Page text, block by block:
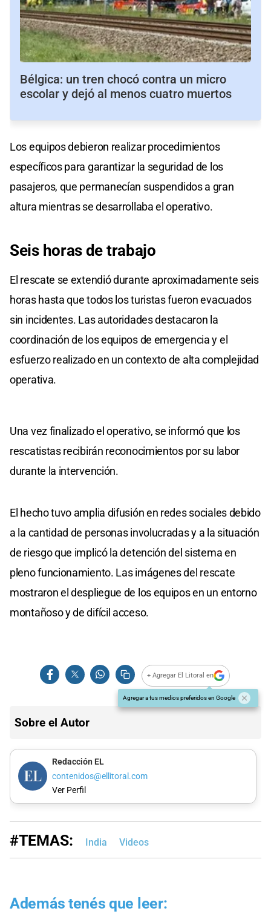
Bélgica: un tren chocó contra un micro
escolar y dejó al menos cuatro muertos
Los equipos debieron realizar procedimientos
específicos para garantizar la seguridad de los
pasajeros, que permanecían suspendidos a gran
altura mientras se desarrollaba el operativo.
Seis horas de trabajo
El rescate se extendió durante aproximadamente seis
horas hasta que todos los turistas fueron evacuados
sin incidentes. Las autoridades destacaron la
coordinación de los equipos de emergencia y el
esfuerzo realizado en un contexto de alta complejidad
operativa.
Una vez finalizado el operativo, se informó que los
rescatistas recibirán reconocimientos por su labor
durante la intervención.
El hecho tuvo amplia difusión en redes sociales debido
a la cantidad de personas involucradas y a la situación
de riesgo que implicó la detención del sistema en
pleno funcionamiento. Las imágenes del rescate
mostraron el despliegue de los equipos en un entorno
montañoso y de difícil acceso.
+ Agregar El Litoral en
Agregar a tus medios preferidos en Google
Sobre el Autor
Redacción EL
contenidos@ellitoral.com
Ver Perfil
#TEMAS: India Videos
Además tenés que leer: